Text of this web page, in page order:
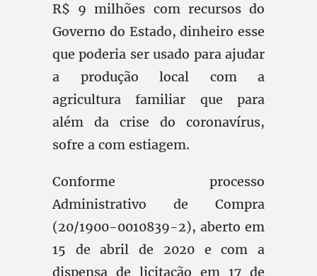
R$ 9 milhões com recursos do
Governo do Estado, dinheiro esse
que poderia ser usado para ajudar
a produção local com a
agricultura familiar que para
além da crise do coronavírus,
sofre a com estiagem.
Conforme processo
Administrativo de Compra
(20/1900-0010839-2), aberto em
15 de abril de 2020 e com a
dispensa de licitação em 17 de